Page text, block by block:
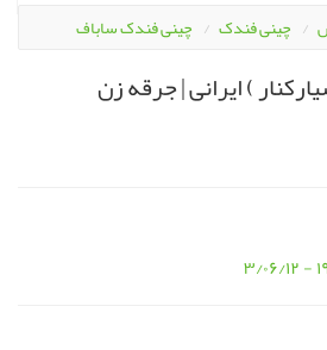
چینی فندک چینی فندک ساباف
) ایرانی | جرقه زن